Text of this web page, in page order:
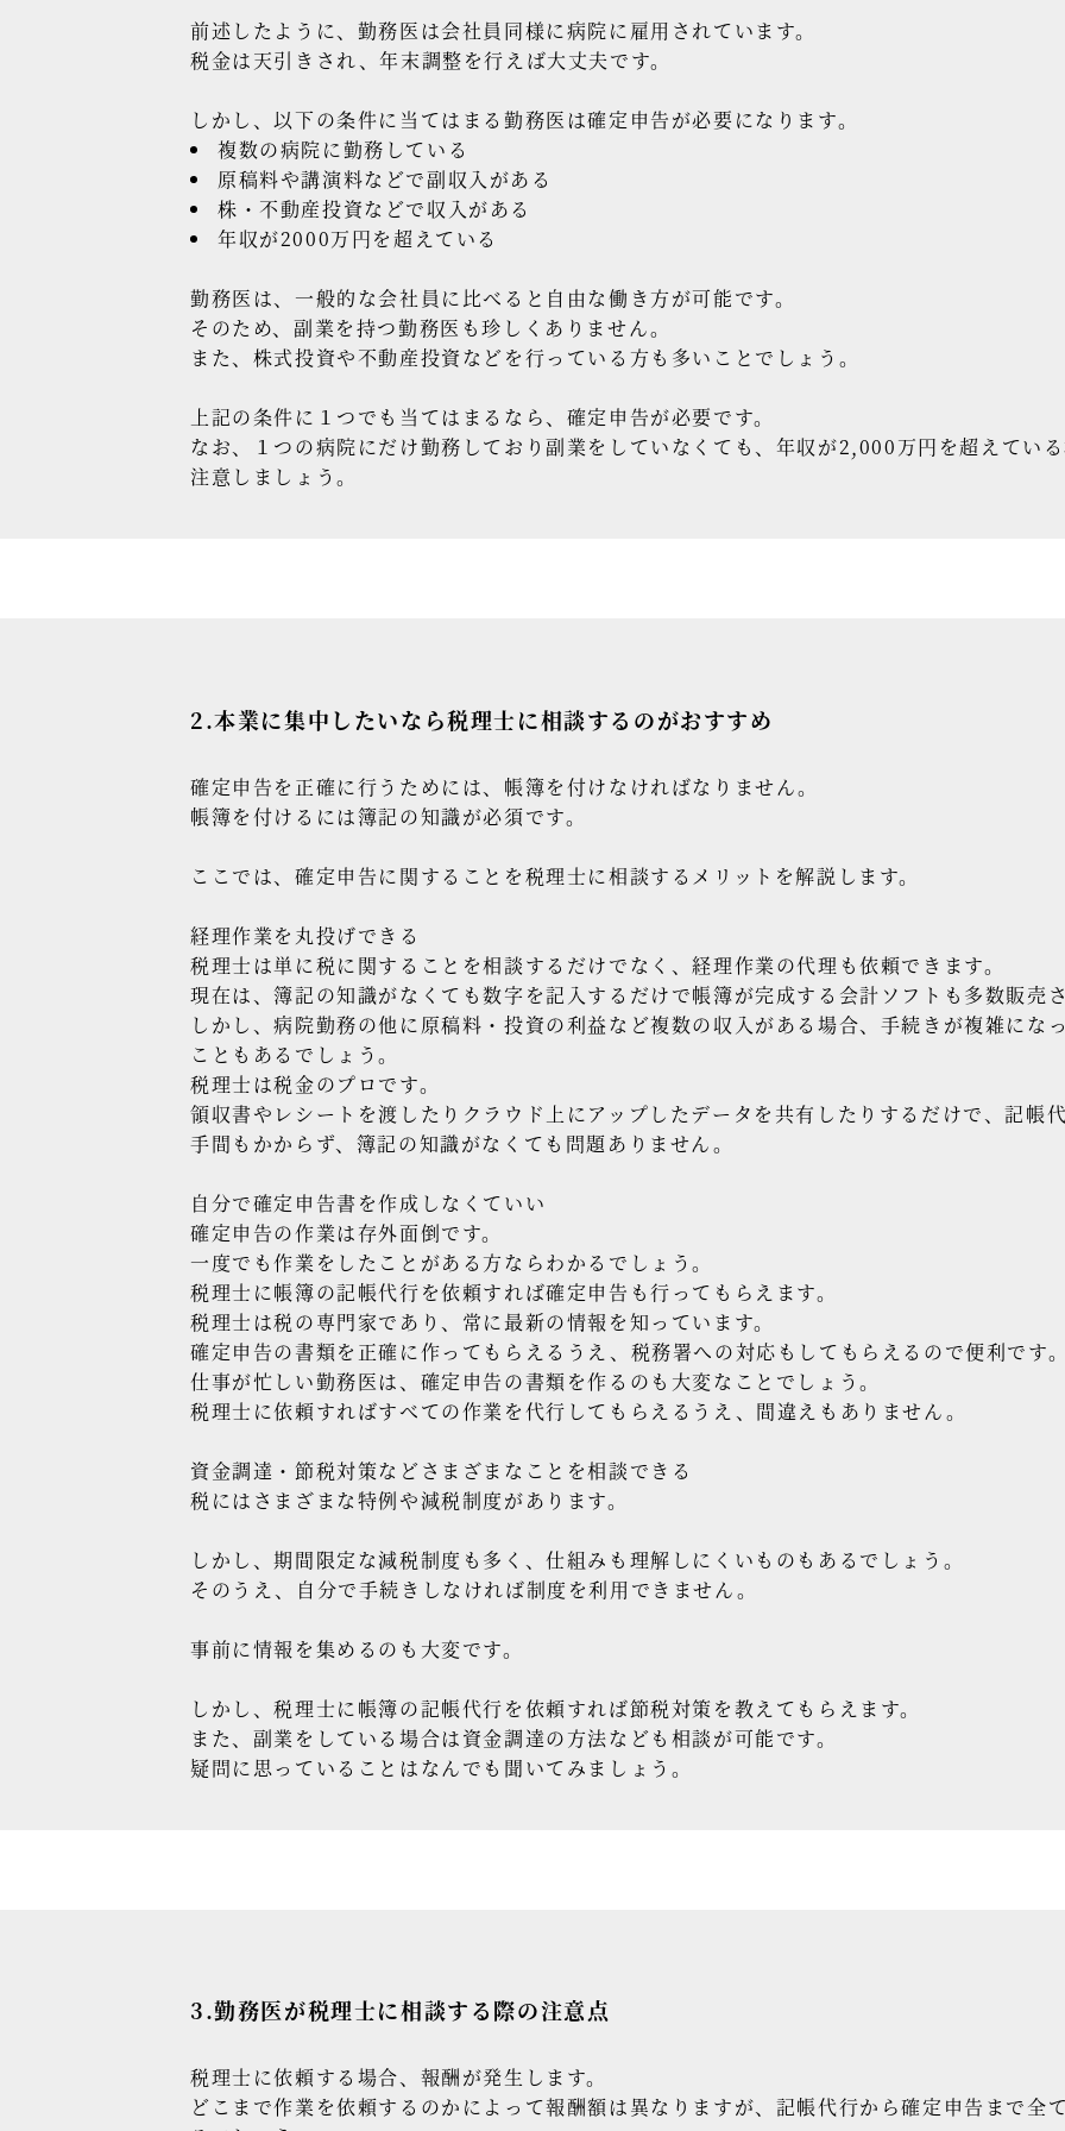
前述したように、勤務医は会社員同様に病院に雇用されています。
税金は天引きされ、年末調整を行えば大丈夫です。
しかし、以下の条件に当てはまる勤務医は確定申告が必要になります。
複数の病院に勤務している
原稿料や講演料などで副収入がある
株・不動産投資などで収入がある
年収が2000万円を超えている
勤務医は、一般的な会社員に比べると自由な働き方が可能です。
そのため、副業を持つ勤務医も珍しくありません。
また、株式投資や不動産投資などを行っている方も多いことでしょう。
上記の条件に１つでも当てはまるなら、確定申告が必要です。
なお、１つの病院にだけ勤務しており副業をしていなくても、年収が2,000万円を超えてい
注意しましょう。
2.本業に集中したいなら税理士に相談するのがおすすめ
確定申告を正確に行うためには、帳簿を付けなければなりません。
帳簿を付けるには簿記の知識が必須です。
ここでは、確定申告に関することを税理士に相談するメリットを解説します。
経理作業を丸投げできる
税理士は単に税に関することを相談するだけでなく、経理作業の代理も依頼できます。
現在は、簿記の知識がなくても数字を記入するだけで帳簿が完成する会計ソフトも多数販売さ
しかし、病院勤務の他に原稿料・投資の利益など複数の収入がある場合、手続きが複雑にな
こともあるでしょう。
税理士は税金のプロです。
領収書やレシートを渡したりクラウド上にアップしたデータを共有したりするだけで、記帳
手間もかからず、簿記の知識がなくても問題ありません。
自分で確定申告書を作成しなくていい
確定申告の作業は存外面倒です。
一度でも作業をしたことがある方ならわかるでしょう。
税理士に帳簿の記帳代行を依頼すれば確定申告も行ってもらえます。
税理士は税の専門家であり、常に最新の情報を知っています。
確定申告の書類を正確に作ってもらえるうえ、税務署への対応もしてもらえるので便利です。
仕事が忙しい勤務医は、確定申告の書類を作るのも大変なことでしょう。
税理士に依頼すればすべての作業を代行してもらえるうえ、間違えもありません。
資金調達・節税対策などさまざまなことを相談できる
税にはさまざまな特例や減税制度があります。
しかし、期間限定な減税制度も多く、仕組みも理解しにくいものもあるでしょう。
そのうえ、自分で手続きしなければ制度を利用できません。
事前に情報を集めるのも大変です。
しかし、税理士に帳簿の記帳代行を依頼すれば節税対策を教えてもらえます。
また、副業をしている場合は資金調達の方法なども相談が可能です。
疑問に思っていることはなんでも聞いてみましょう。
3.勤務医が税理士に相談する際の注意点
税理士に依頼する場合、報酬が発生します。
どこまで作業を依頼するのかによって報酬額は異なりますが、記帳代行から確定申告まで全